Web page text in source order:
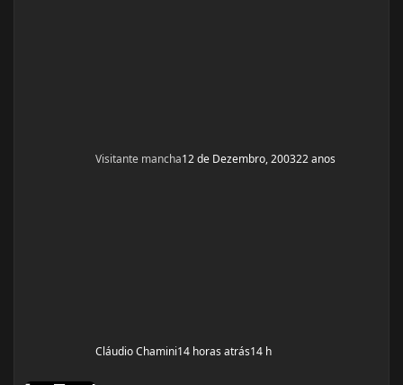
Visitante mancha12 de Dezembro, 200322 anos
Cláudio Chamini14 horas atrás14 h